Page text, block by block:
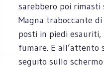
sarebbero poi rimasti
Magna traboccante
posti in piedi
fumare. E all’attento
seguito sullo